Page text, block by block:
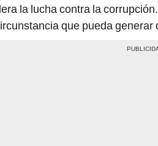
la lucha contra la
que pueda generar